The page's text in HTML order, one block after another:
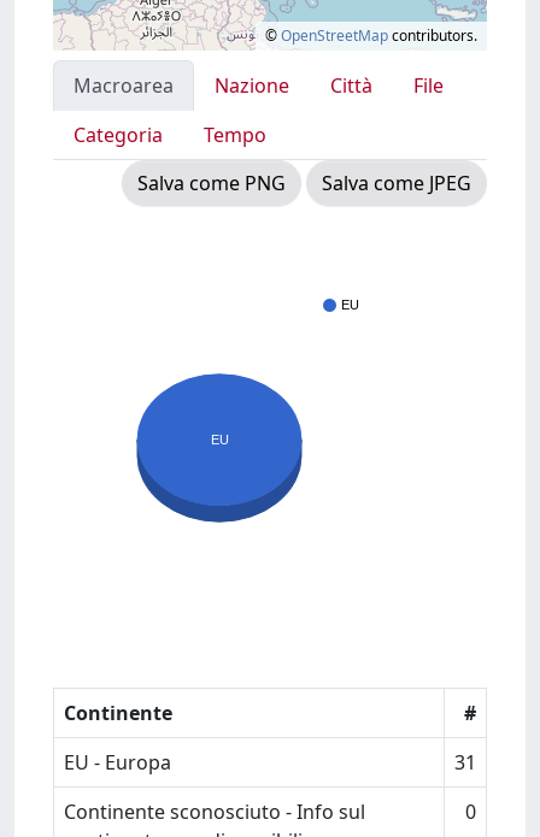
©OpenStreetMapcontributors.
Macroarea Nazione Città
File
Categoria
Tempo
Salva come PNG
Salva come JPEG
EU
EU
Continente
#
EU - Europa
31
Continente sconosciuto - Info sul
0